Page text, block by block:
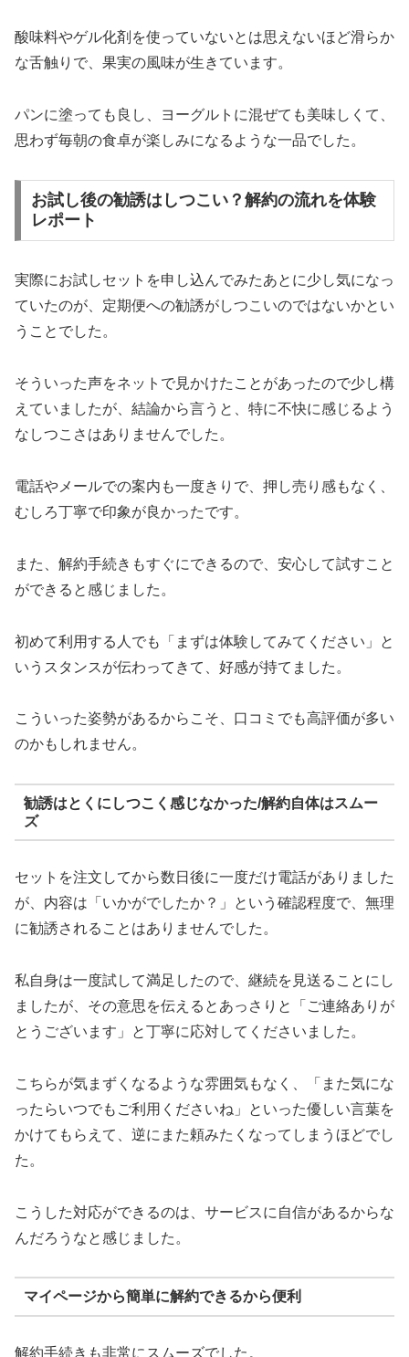
酸味料やゲル化剤を使っていないとは思えないほど滑らか
な舌触りで、果実の風味が生きています。
パンに塗っても良し、ヨーグルトに混ぜても美味しくて、
思わず毎朝の食卓が楽しみになるような一品でした。
お試し後の勧誘はしつこい？解約の流れを体験
レポート
実際にお試しセットを申し込んでみたあとに少し気になっ
ていたのが、定期便への勧誘がしつこいのではないかとい
うことでした。
そういった声をネットで見かけたことがあったので少し構
えていましたが、結論から言うと、特に不快に感じるよう
なしつこさはありませんでした。
電話やメールでの案内も一度きりで、押し売り感もなく、
むしろ丁寧で印象が良かったです。
また、解約手続きもすぐにできるので、安心して試すこと
ができると感じました。
初めて利用する人でも「まずは体験してみてください」と
いうスタンスが伝わってきて、好感が持てました。
こういった姿勢があるからこそ、口コミでも高評価が多い
のかもしれません。
勧誘はとくにしつこく感じなかった/解約自体はスムー
ズ
セットを注文してから数日後に一度だけ電話がありました
が、内容は「いかがでしたか？」という確認程度で、無理
に勧誘されることはありませんでした。
私自身は一度試して満足したので、継続を見送ることにし
ましたが、その意思を伝えるとあっさりと「ご連絡ありが
とうございます」と丁寧に応対してくださいました。
こちらが気まずくなるような雰囲気もなく、「また気にな
ったらいつでもご利用くださいね」といった優しい言葉を
かけてもらえて、逆にまた頼みたくなってしまうほどでし
た。
こうした対応ができるのは、サービスに自信があるからな
んだろうなと感じました。
マイページから簡単に解約できるから便利
解約手続きも非常にスムーズでした。